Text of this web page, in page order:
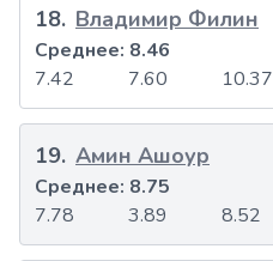
18. Владимир Филин
7.42 7.60 10.37
Среднее: 8.46
19. Амин Ашоур
7.78 3.89 8.52
Среднее: 8.75